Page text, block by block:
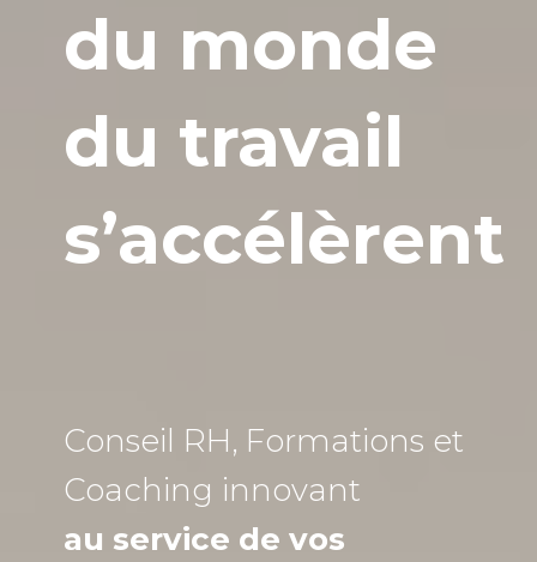
du monde
du travail
s’accélèrent
Conseil RH, Formations et
Coaching innovant
au service de vos